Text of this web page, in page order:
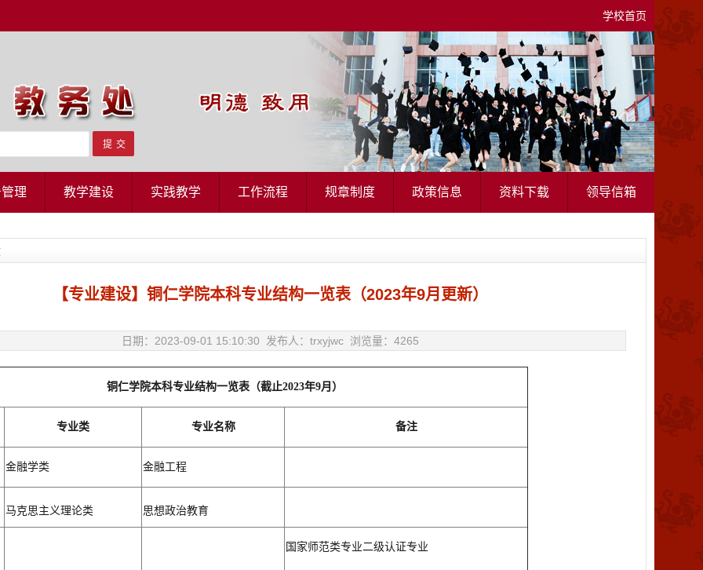
学校首页
理 教学建设 实践教学 工作流程 规章制度 政策信息 资料下载 领导信箱
【专业建设】铜仁学院本科专业结构一览表（2023年9月更新）
日期：2023-09-01 15:10:30 发布人：trxyjwc 浏览量： 4265
铜仁学院本科专业结构一览表（截止2023年9月）
专业类 专业名称 备注
金融学类 金融工程
马克思主义理论类 思想政治教育
国家师范类专业二级认证专业